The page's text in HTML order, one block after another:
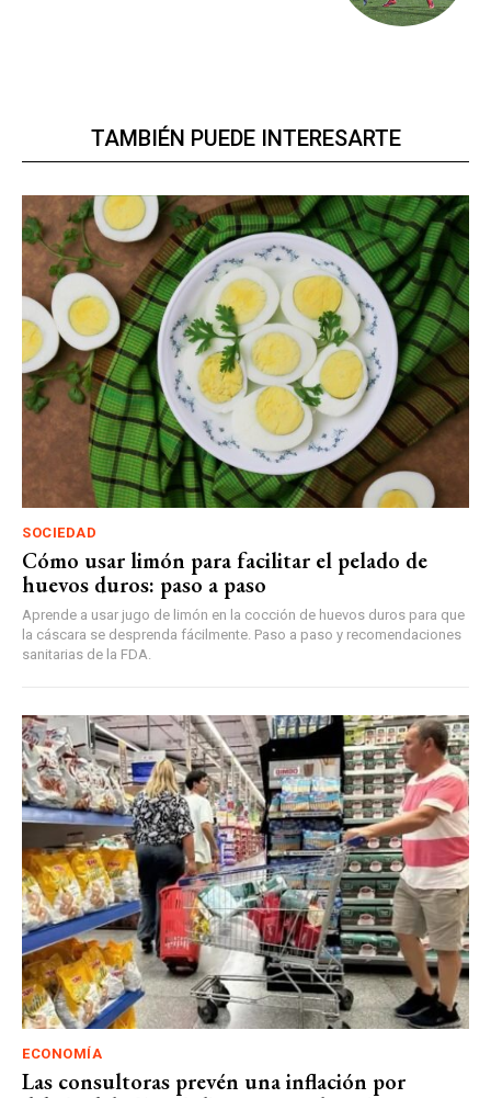
TAMBIÉN PUEDE INTERESARTE
SOCIEDAD
Cómo usar limón para facilitar el pelado de
huevos duros: paso a paso
Aprende a usar jugo de limón en la cocción de huevos duros para que
la cáscara se desprenda fácilmente. Paso a paso y recomendaciones
sanitarias de la FDA.
ECONOMÍA
Las consultoras prevén una inflación por